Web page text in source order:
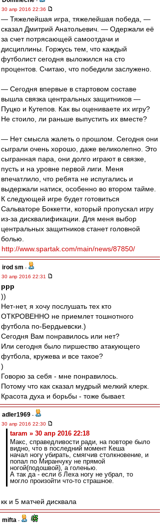
30 апр 2016 22:36
— Тяжелейшая игра, тяжелейшая победа, —
сказал Дмитрий Анатольевич. — Одержали её
за счет потрясающей самоотдачи и
дисциплины. Горжусь тем, что каждый
футболист сегодня выложился на сто
процентов. Считаю, что победили заслужено.
— Сегодня впервые в стартовом составе
вышла связка центральных защитников —
Пуцко и Кутепов. Как вы оцениваете их игру?
Не стоило, ли раньше выпустить их вместе?
— Нет смысла жалеть о прошлом. Сегодня они
сыграли очень хорошо, даже великолепно. Это
сыгранная пара, они долго играют в связке,
пусть и на уровне первой лиги. Меня
впечатлило, что ребята не испугались и
выдержали натиск, особенно во втором тайме.
К следующей игре будет готовиться
Сальваторе Боккетти, который пропускал игру
из-за дисквалификации. Для меня выбор
центральных защитников станет головной
болью.
http://www.spartak.com/main/news/87850/
irod sm -
30 апр 2016 22:31
ppp
))
Нет-нет, я хочу послушать тех кто
ОТКРОВЕННО не приемлет тошнотного
футбола по-Бердыевски.)
Сегодня Вам понравилось или нет?
Или сегодня было пиршество атакующего
футбола, кружева и все такое?
)
Говорю за себя - мне понравилось.
Потому что как сказал мудрый мелкий клерк.
Красота духа и борьбы - тоже бывает.
adler1969 -
30 апр 2016 22:30
taram » 30 апр 2016 22:18
Макс, справедливости ради, на повторе было
видно, что в последний момент Кеша
начал ногу убирать, смягчив столкновение, и
попал по Миранчуку не прямой
ногой(подошвой), а голенью.
А так да - если б Леха ногу не убрал, то
могло произойти что-то страшное.
кк и 5 матчей дисквала
mifta -